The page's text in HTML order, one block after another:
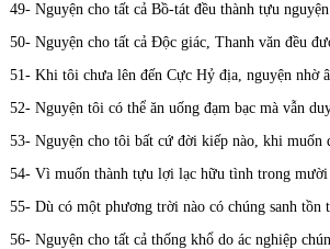
49- Nguyện cho tất cả Bồ-tát đều thành tựu
50- Nguyện cho tất cả Độc giác, Thanh văn đều
51- Khi tôi chưa lên đến Cực Hỷ địa, nguyện nhờ
52- Nguyện tôi có thể ăn uống đạm bạc mà vẫn
53- Nguyện cho tôi bất cứ đời kiếp nào, khi muốn
54- Vì muốn thành tựu lợi lạc hữu tình trong
55- Dù có một phương trời nào có chúng sanh
56- Nguyện cho tất cả thống khổ do ác nghiệp